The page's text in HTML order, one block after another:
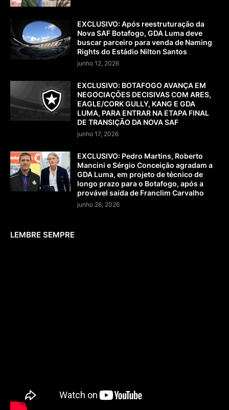
EXCLUSIVO: Após reestruturação da
Nova SAF Botafogo, GDA Luma deve
buscar parceiro para venda de Naming
Rights do Estádio Nilton Santos
junho 12, 2026
EXCLUSIVO: BOTAFOGO AVANÇA EM
NEGOCIAÇÕES DECISIVAS COM ARES,
EAGLE/CORK GULLY, KANG E GDA
LUMA, PARA ENTRAR NA ETAPA FINAL
DE TRANSIÇÃO DA NOVA SAF
junho 17, 2026
EXCLUSIVO: Pedro Martins, Roberto
Mancini e Sérgio Conceição agradam a
GDA Luma, em projeto de técnico de
longo prazo para o Botafogo, após a
provável saída de Franclim Carvalho
junho 26, 2026
LEMBRE SEMPRE